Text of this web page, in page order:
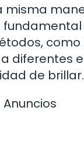
como
diferentes
de brillar.
Anuncios